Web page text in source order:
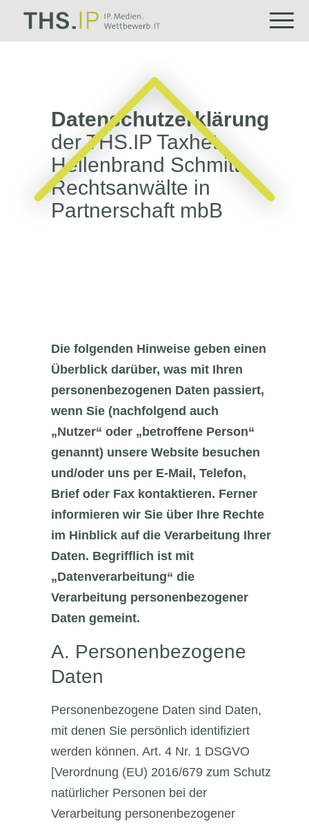
Datenschutz­erklärung
der THS.IP Taxhet
Hellenbrand Schmitt
Rechtsanwälte in
Partnerschaft mbB
Die folgenden Hinweise geben einen
Überblick darüber, was mit Ihren
personenbezogenen Daten passiert,
wenn Sie (nachfolgend auch
„Nutzer“ oder „betroffene Person“
genannt) unsere Website besuchen
und/oder uns per E-Mail, Telefon,
Brief oder Fax kontaktieren. Ferner
informieren wir Sie über Ihre Rechte
im Hinblick auf die Verarbeitung Ihrer
Daten. Begrifflich ist mit
„Datenverarbeitung“ die
Verarbeitung personenbezogener
Daten gemeint.
A. Personenbezogene
Daten
Personenbezogene Daten sind Daten,
mit denen Sie persönlich identifiziert
werden können. Art. 4 Nr. 1 DSGVO
[Verordnung (EU) 2016/679 zum Schutz
natürlicher Personen bei der
Verarbeitung personenbezogener